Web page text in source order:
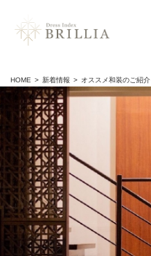
HOME 新着情報 オススメ和装のご紹介